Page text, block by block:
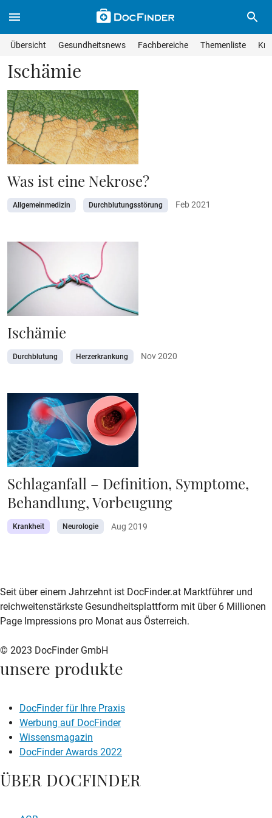
Übersicht Gesundheitsnews Fachbereiche ThemenlisteSuche
Ischämie
Was ist eine Nekrose?
Allgemeinmedizin Durchblutungsstörung Feb 2021
Ischämie
Durchblutung Herzerkrankung Nov 2020
Schlaganfall – Definition, Symptome,
Behandlung, Vorbeugung
Krankheit Neurologie Aug 2019
zur DocFinder-Startseite
logo icon
Seit über einem Jahrzehnt ist DocFinder.at Marktführer und
reichweitenstärkste Gesundheitsplattform mit über 6 Millionen
Page Impressions pro Monat aus Österreich.
© 2023 DocFinder GmbH
unsere produkte
DocFinder für Ihre Praxis
Werbung auf DocFinder
Wissensmagazin
DocFinder Awards 2022
ÜBER DOCFINDER